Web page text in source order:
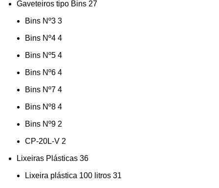
Gaveteiros tipo Bins 27
Bins Nº3 3
Bins Nº4 4
Bins Nº5 4
Bins Nº6 4
Bins Nº7 4
Bins Nº8 4
Bins Nº9 2
CP-20L-V 2
Lixeiras Plásticas 36
Lixeira plástica 100 litros 31